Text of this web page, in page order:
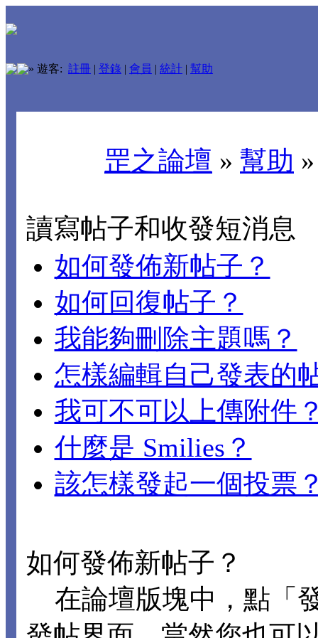
» 遊客: 註冊 | 登錄 | 會員 | 統計 | 幫助
罡之論壇 » 幫助
讀寫帖子和收發短消息
如何發佈新帖子？
如何回復帖子？
我能夠刪除主題嗎？
怎樣編輯自己發表的
我可不可以上傳附件
什麼是 Smilies？
該怎樣發起一個投票
如何發佈新帖子？
在論壇版塊中，點「